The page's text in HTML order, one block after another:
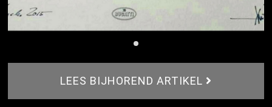
LEES BIJHOREND ARTIKEL